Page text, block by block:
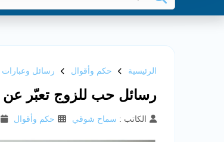
الرئيسية حكم وأقوال رسائل وعبارات
رسائل حب للزوج تعبّر عن
الكاتب : سماح شوقي حكم وأقوال